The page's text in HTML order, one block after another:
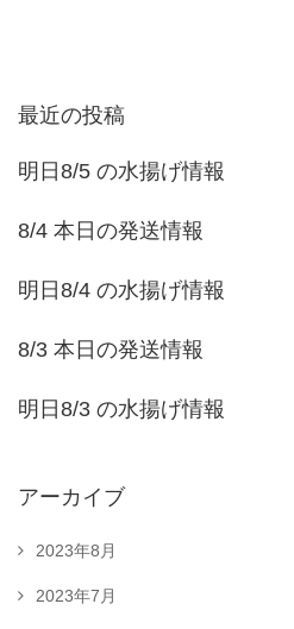
最近の投稿
明日8/5 の水揚げ情報
8/4 本日の発送情報
明日8/4 の水揚げ情報
8/3 本日の発送情報
明日8/3 の水揚げ情報
アーカイブ
2023年8月
2023年7月